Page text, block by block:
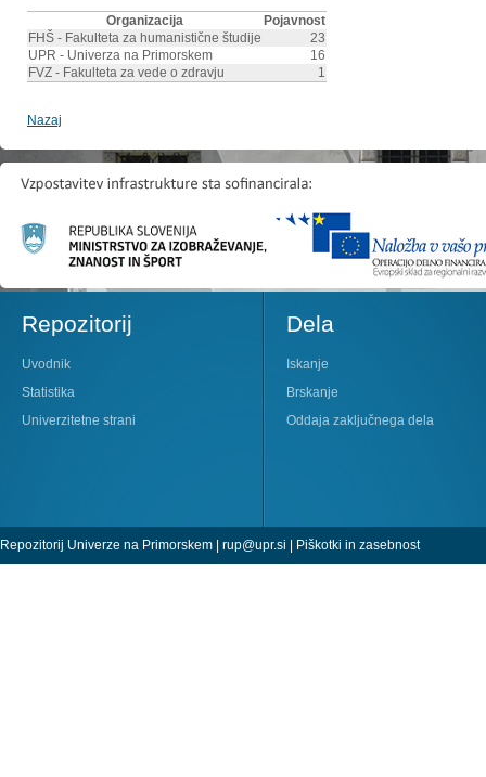
Organizacija
Pojavnost
FHŠ - Fakulteta za humanistične študije
23
UPR - Univerza na Primorskem
16
FVZ - Fakulteta za vede o zdravju
1
Nazaj
Repozitorij
Uvodnik
Statistika
Univerzitetne strani
Dela
Iskanje
Brskanje
Oddaja zaključnega dela
Repozitorij Univerze na Primorskem | rup@upr.si Piškotki in zasebnost